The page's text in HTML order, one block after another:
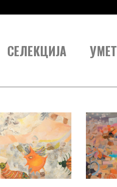
СЕЛЕКЦИЈА